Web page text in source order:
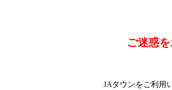
ご迷惑
JAタウンをご利用